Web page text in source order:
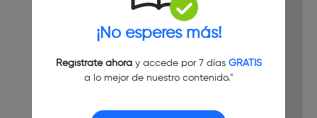
¡No esperes más!
Regístrate ahoray accede por 7 días GRATIS
a lo mejor de nuestro contenido."